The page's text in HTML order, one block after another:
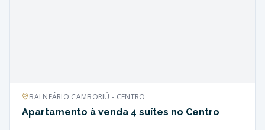
BALNEÁRIO CAMBORIÚ - CENTRO
Apartamento à venda 4 suítes no Centro